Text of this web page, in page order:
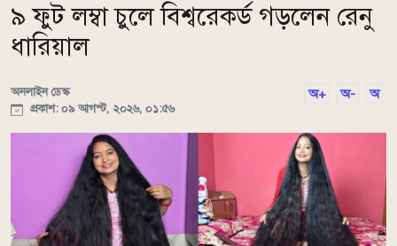
৯ ফুট লম্বা চুলে বিশ্বরেকর্ড গড়লেন রেনু
ধারিয়াল
অনলাইন ডেস্ক
প্রকাশ: ০৯ আগস্ট, ২০২৬, ০১:৫৬
অ+ অ- অ